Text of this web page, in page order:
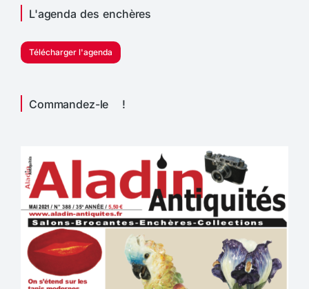
L'agenda des enchères
Télécharger l'agenda
Commandez-le !